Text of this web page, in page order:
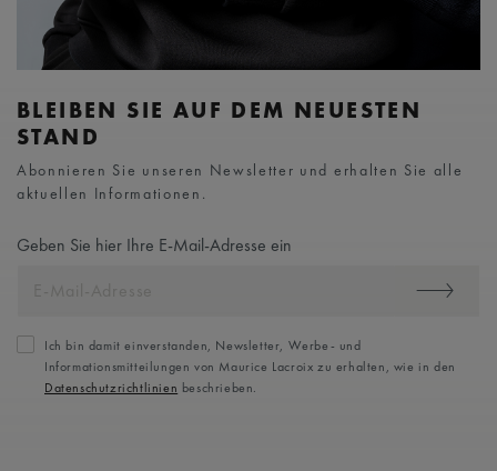
BLEIBEN SIE AUF DEM NEUESTEN
STAND
Abonnieren Sie unseren Newsletter und erhalten Sie alle
aktuellen Informationen.
Geben Sie hier Ihre E-Mail-Adresse ein
Ich bin damit einverstanden, Newsletter, Werbe- und
Informationsmitteilungen von Maurice Lacroix zu erhalten, wie in den
Datenschutzrichtlinien beschrieben.